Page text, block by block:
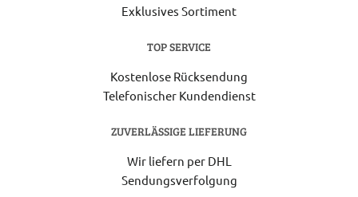
Exklusives Sortiment
TOP SERVICE
Kostenlose Rücksendung
Telefonischer Kundendienst
ZUVERLÄSSIGE LIEFERUNG
Wir liefern per DHL
Sendungsverfolgung